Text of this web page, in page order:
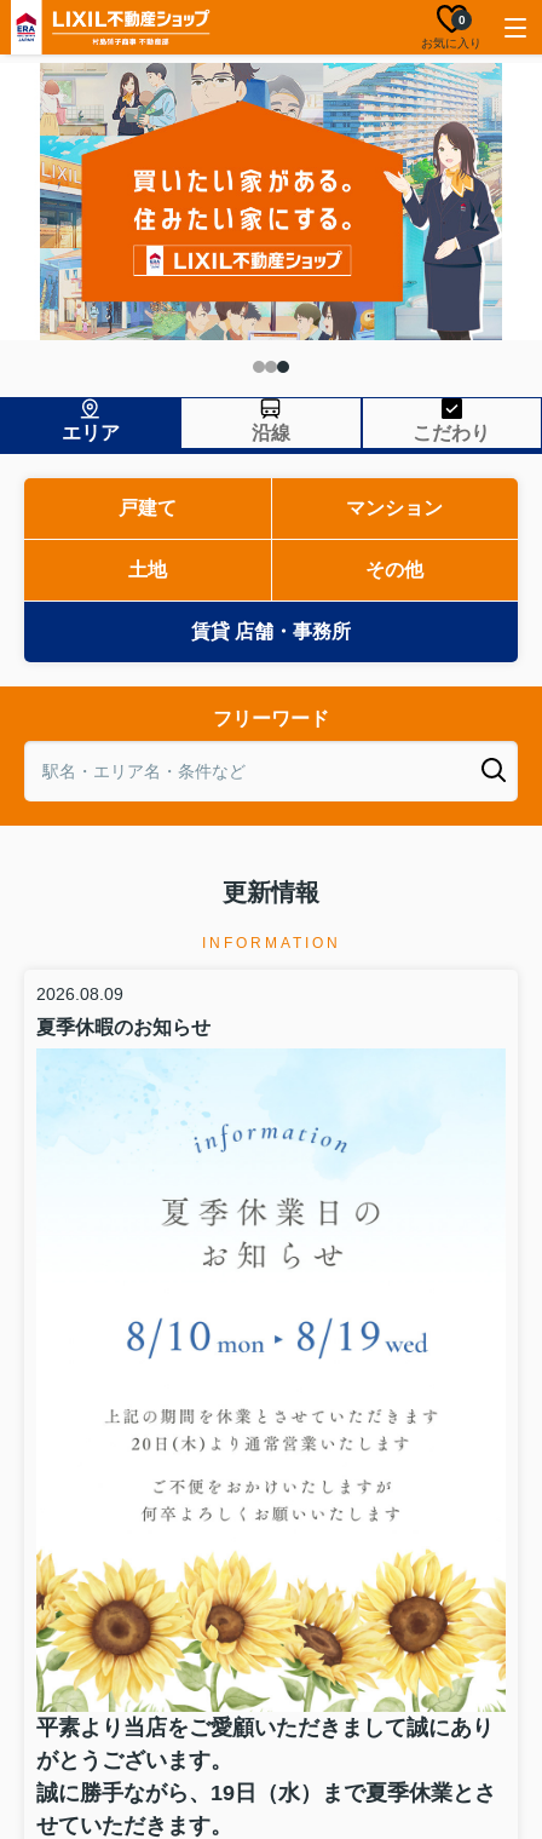
お気に入り
0
エリア 沿線 こだわり
戸建て マンション
土地 その他
賃貸 店舗・事務所
フリーワード
更新情報
INFORMATION
2026.08.09
夏季休暇のお知らせ
平素より当店をご愛顧いただきまして誠にあり
がとうございます。
誠に勝手ながら、19日（水）まで夏季休業とさ
せていただきます。